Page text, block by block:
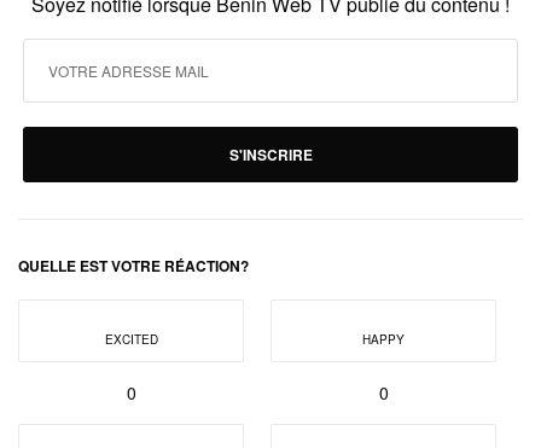
S'INSCRIRE
QUELLE EST VOTRE RÉACTION?
EXCITED
0
HAPPY
0